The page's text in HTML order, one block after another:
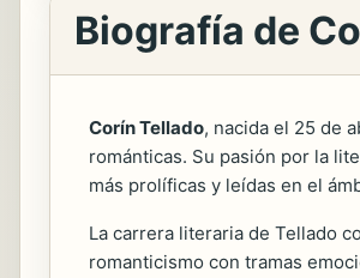
Biografía de
Corín Tellado, nacida el 25 de
románticas. Su pasión por la
más prolíficas y leídas en el
La carrera literaria de Tellado
romanticismo con tramas